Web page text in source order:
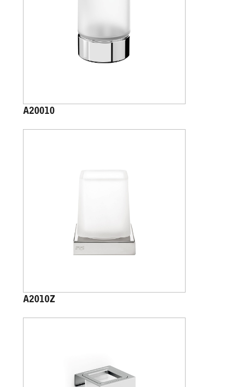
A20010
A2010Z